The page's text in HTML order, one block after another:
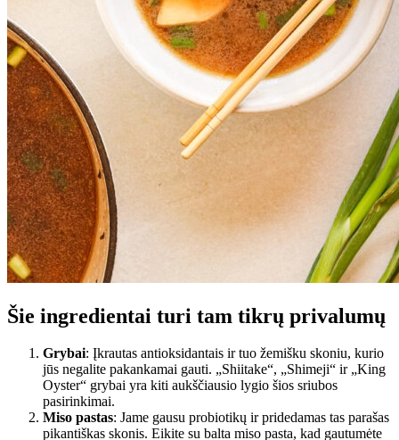
Šie ingredientai turi tam tikrų privalumų
Grybai: Įkrautas antioksidantais ir tuo žemišku skoniu, kurio
jūs negalite pakankamai gauti. „Shiitake“, „Shimeji“ ir „King
Oyster“ grybai yra kiti aukščiausio lygio šios sriubos
pasirinkimai.
Miso pastas: Jame gausu probiotikų ir pridedamas tas parašas
pikantiškas skonis. Eikite su balta miso pasta, kad gautumėte